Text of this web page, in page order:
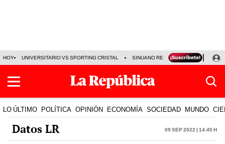
HOY UNIVERSITARIO VS SPORTING CRISTAL SINUANO RESULTADOS HOY
LO ÚLTIMO POLÍTICA OPINIÓN ECONOMÍA SOCIEDAD MUNDO
Datos LR 09 Sep 2022 | 14:45 h